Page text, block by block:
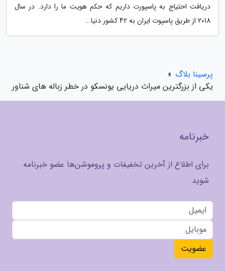
دریافت احتیاج به پاسپورت داریم که حکم هویت ما را دارد. در سال
2018 از طریق پاسپوت ایران به 42 کشور دنیا...
پرسینا بلاگ »
یکی از بزرگترین میراث دریایی یونسکو در خطر زباله های شناور
خبرنامه
برای اطلاع از آخرین تخفیفات و پروموشن‌ها عضو خبرنامه
شوید
عضویت